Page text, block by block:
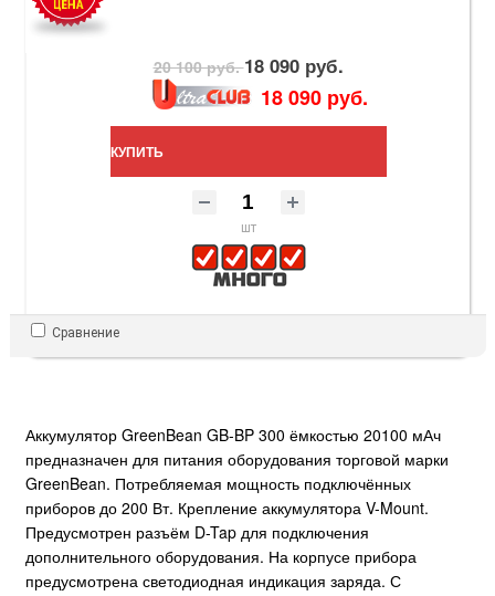
20 100 руб.18 090 руб.
18 090 руб.
КУПИТЬ
шт
Сравнение
Аккумулятор GreenBean GB-BP 300 ёмкостью 20100 мАч
предназначен для питания оборудования торговой марки
GreenBean. Потребляемая мощность подключённых
приборов до 200 Вт. Крепление аккумулятора V-Mount.
Предусмотрен разъём D-Tap для подключения
дополнительного оборудования. На корпусе прибора
предусмотрена светодиодная индикация заряда. С